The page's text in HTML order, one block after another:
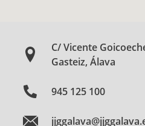
C/ Vicente
Gasteiz, Álava
945 125 100